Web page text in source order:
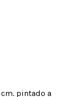
pintado a